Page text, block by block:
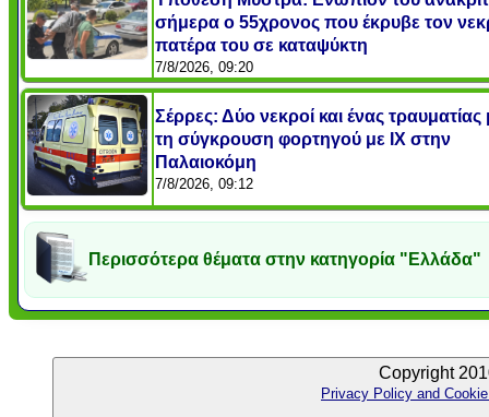
σήμερα ο 55χρονος που έκρυβε τον
πατέρα του σε καταψύκτη
7/8/2026, 09:20
Σέρρες: Δύο νεκροί και ένας τραυματίας
τη σύγκρουση φορτηγού με ΙΧ στην
Παλαιοκόμη
7/8/2026, 09:12
Περισσότερα θέματα στην κατηγορία "Ελλάδα"
Copyright
Privacy Policy and